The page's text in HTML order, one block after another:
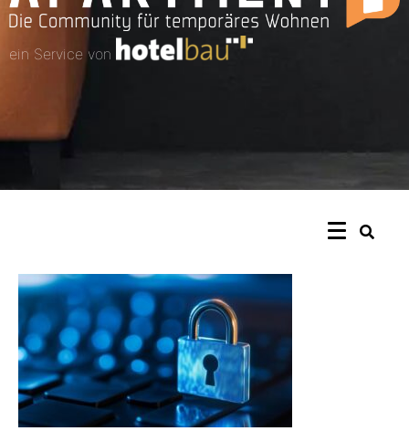
ein Service von